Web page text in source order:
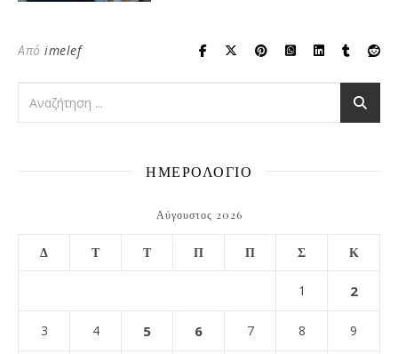
Από imelef
ΗΜΕΡΟΛΟΓΙΟ
Αύγουστος 2026
Δ Τ Τ Π Π Σ Κ
1 2
3 4 5 6 7 8 9